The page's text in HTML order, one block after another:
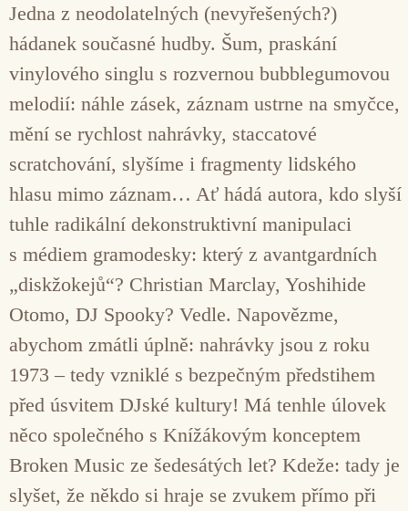
Jedna z neodolatelných (nevyřešených?)
hádanek současné hudby. Šum, praskání
vinylového singlu s rozvernou bubblegumovou
melodií: náhle zásek, záznam ustrne na smyčce,
mění se rychlost nahrávky, staccatové
scratchování, slyšíme i fragmenty lidského
hlasu mimo záznam… Ať hádá autora, kdo slyší
tuhle radikální dekonstruktivní manipulaci
s médiem gramodesky: který z avantgardních
„diskžokejů“? Christian Marclay, Yoshihide
Otomo, DJ Spooky? Vedle. Napovězme,
abychom zmátli úplně: nahrávky jsou z roku
1973 – tedy vzniklé s bezpečným předstihem
před úsvitem DJské kultury! Má tenhle úlovek
něco společného s Knížákovým konceptem
Broken Music ze šedesátých let? Kdeže: tady je
slyšet, že někdo si hraje se zvukem přímo při